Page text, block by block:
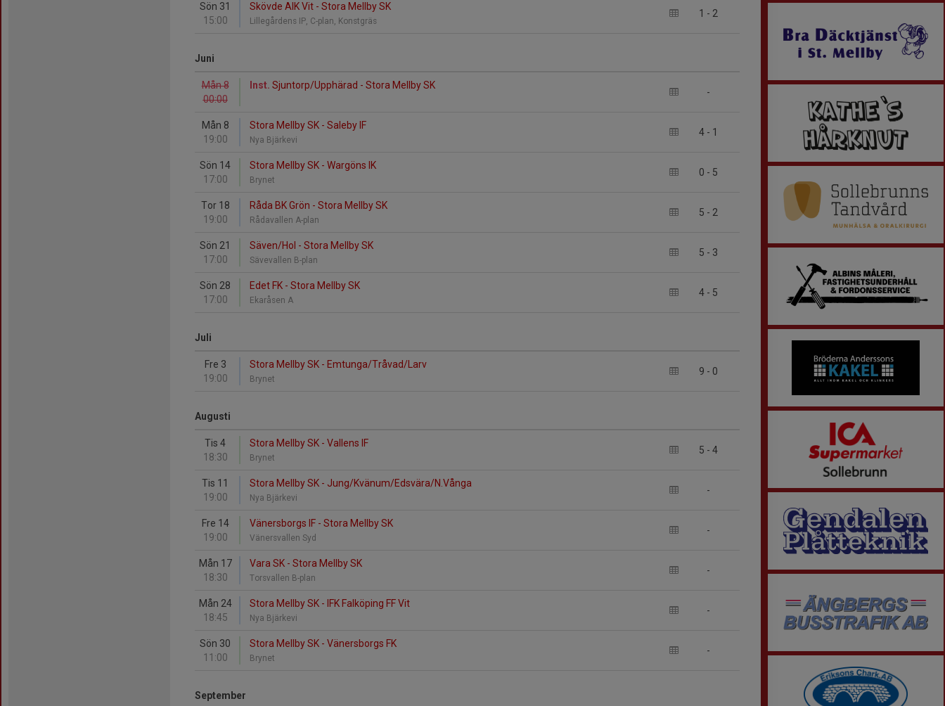
Sön 31
15:00
1 - 2
Skövde AIK Vit - Stora Mellby SK
Lillegårdens IP, C-plan, Konstgräs
Juni
Mån 8
00:00
-
Inst. Sjuntorp/Upphärad - Stora Mellby SK
Mån 8
19:00
4 - 1
Stora Mellby SK - Saleby IF
Nya Bjärkevi
Sön 14
17:00
0 - 5
Stora Mellby SK - Wargöns IK
Brynet
Tor 18
19:00
5 - 2
Råda BK Grön - Stora Mellby SK
Rådavallen A-plan
Sön 21
17:00
5 - 3
Säven/Hol - Stora Mellby SK
Sävevallen B-plan
Sön 28
17:00
4 - 5
Edet FK - Stora Mellby SK
Ekaråsen A
Juli
Fre 3
19:00
9 - 0
Stora Mellby SK - Emtunga/Tråvad/Larv
Brynet
Augusti
Tis 4
18:30
5 - 4
Stora Mellby SK - Vallens IF
Brynet
Tis 11
19:00
-
Stora Mellby SK - Jung/Kvänum/Edsvära/N.Vånga
Nya Bjärkevi
Fre 14
19:00
-
Vänersborgs IF - Stora Mellby SK
Vänersvallen Syd
Mån 17
18:30
-
Vara SK - Stora Mellby SK
Torsvallen B-plan
Mån 24
18:45
-
Stora Mellby SK - IFK Falköping FF Vit
Nya Bjärkevi
Sön 30
11:00
-
Stora Mellby SK - Vänersborgs FK
Brynet
September